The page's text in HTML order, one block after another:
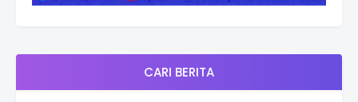
CARI BERITA